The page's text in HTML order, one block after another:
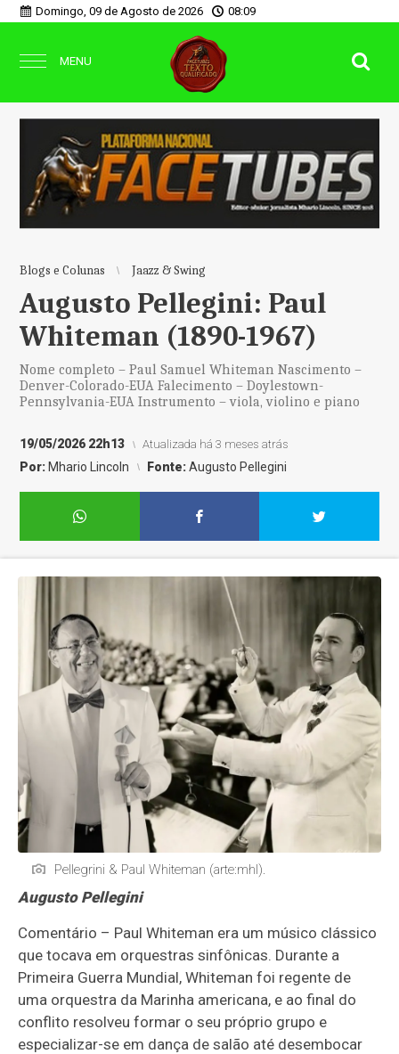
Domingo, 09 de Agosto de 2026 08:09
MENU
Blogs e Colunas Jaazz & Swing
Augusto Pellegini: Paul
Whiteman (1890-1967)
Nome completo – Paul Samuel Whiteman Nascimento –
Denver-Colorado-EUA Falecimento – Doylestown-
Pennsylvania-EUA Instrumento – viola, violino e piano
19/05/2026 22h13 Atualizada há 3 meses atrás
Por: Mhario Lincoln Fonte:Augusto Pellegini
Pellegrini & Paul Whiteman (arte:mhl).
Augusto Pellegini
Comentário – Paul Whiteman era um músico clássico
que tocava em orquestras sinfônicas. Durante a
Primeira Guerra Mundial, Whiteman foi regente de
uma orquestra da Marinha americana, e ao final do
conflito resolveu formar o seu próprio grupo e
especializar-se em dança de salão até desembocar